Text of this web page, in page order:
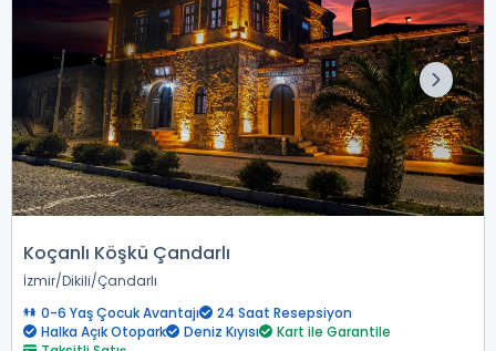
Koçanlı Köşkü Çandarlı
İzmir Dikili Çandarlı
0-6 Yaş Çocuk Avantajı
24 Saat Resepsiyon
Halka Açık Otopark
Deniz Kıyısı
Kart ile Garantile